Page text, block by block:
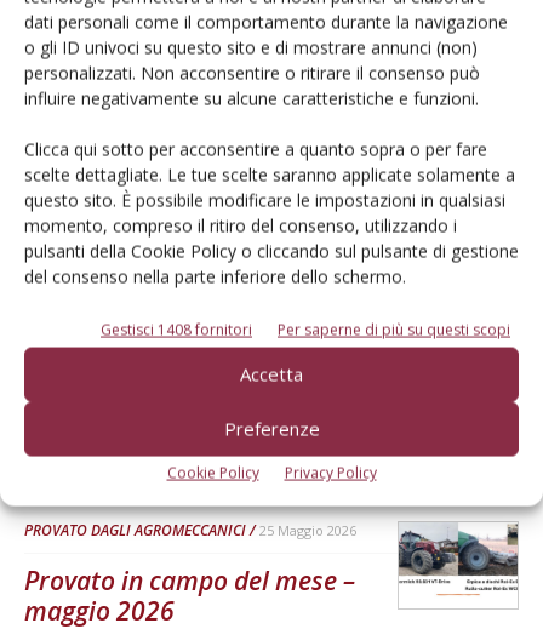
dati personali come il comportamento durante la navigazione
o gli ID univoci su questo sito e di mostrare annunci (non)
personalizzati. Non acconsentire o ritirare il consenso può
influire negativamente su alcune caratteristiche e funzioni.
Clicca qui sotto per acconsentire a quanto sopra o per fare
scelte dettagliate. Le tue scelte saranno applicate solamente a
questo sito. È possibile modificare le impostazioni in qualsiasi
momento, compreso il ritiro del consenso, utilizzando i
pulsanti della Cookie Policy o cliccando sul pulsante di gestione
del consenso nella parte inferiore dello schermo.
Gestisci 1408 fornitori Per saperne di più su questi scopi
Accetta
Preferenze
Cookie Policy Privacy Policy
Dalla stessa categoria
PROVATO DAGLI AGROMECCANICI 25 Maggio 2026
McCormick X8.631 VT-Drive
Verifica effettuata su una macchina con all’attivo 300 ore
Di Ottavio Repetti -
Erpice a dischi Rol-Ex BT 300 e
rullo-cutter Rol-Ex WCNF 300
Verifica effettuata su una macchina con all’attivo una stagione
Di Ottavio Repetti
PROVATO DAGLI AGROMECCANICI 25 Maggio 2026
Provato in campo del mese –
maggio 2026